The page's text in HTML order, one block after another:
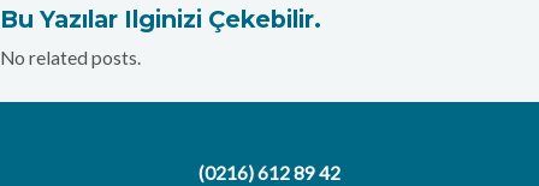
Bu Yazılar Ilginizi Çekebilir.
No related posts.
(0216) 612 89 42